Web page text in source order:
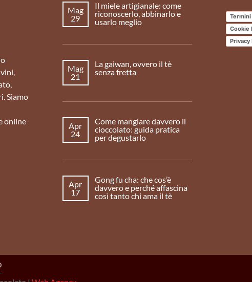
Siamo
online
Il miele artigianale: come
riconoscerlo, abbinarlo e
usarlo meglio
Mag
29
La gaiwan, ovvero il tè
senza fretta
Mag
21
Come mangiare davvero il
cioccolato: guida pratica
per degustarlo
Apr
24
Gong fu cha: che cos’è
davvero e perché affascina
così tanto chi ama il tè
Apr
17
Cookie
Privacy